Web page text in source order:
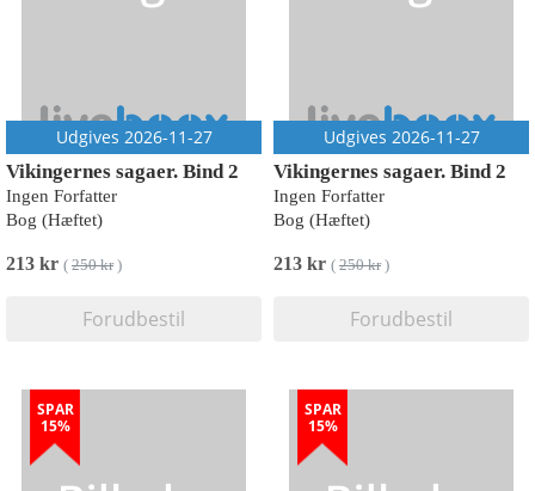
Udgives 2026-11-27
Vikingernes sagaer. Bind 2
Ingen Forfatter
Bog (Hæftet)
213 kr ( 250 kr)
Forudbestil
Udgives 2026-11-27
Vikingernes sagaer. Bind 2
Ingen Forfatter
Bog (Hæftet)
213 kr ( 250 kr)
Forudbestil
SPAR
15%
SPAR
15%